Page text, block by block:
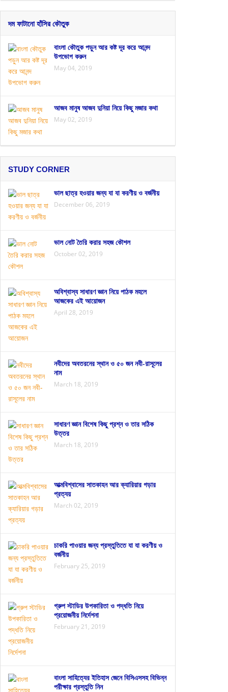
দম ফাটানো হাঁসির কৌতুক
বাংলা কৌতুক পড়ুন আর কষ্ট দূর করে আনন্দ
উপভোগ করুন
May 04, 2019
আজব মানুষ আজব দুনিয়া নিয়ে কিছু মজার কথা
May 02, 2019
STUDY CORNER
ভাল ছাত্র হওয়ার জন্য যা যা করণীয় ও বর্জনীয়
December 06, 2019
ভাল নোট তৈরি করার সহজ কৌশল
October 02, 2019
অবিশ্বাস্য সাধারণ জ্ঞান নিয়ে পাঠক মহলে
আজকের এই আয়োজন
April 28, 2019
নবীদের অবতরনের স্থান ও ৫০ জন নবী-রাসূলের
নাম
March 18, 2019
সাধারণ জ্ঞান বিশেষ কিছু প্রশ্ন ও তার সঠিক
উত্তর
March 18, 2019
আত্মবিশ্বাসের সাতকাহন আর ক্যারিয়ার গড়ার
প্রত্যয়
March 02, 2019
চাকরি পাওয়ার জন্য প্রস্তুতিতে যা যা করণীয় ও
বর্জনীয়
February 25, 2019
গ্রুপ স্টাডির উপকারিতা ও পদ্ধতি নিয়ে
প্রয়োজনীয় নির্দেশনা
February 21, 2019
বাংলা সাহিত্যের ইতিহাস জেনে বিসিএসসহ বিভিন্ন
পরীক্ষার প্রস্তুতি নিন